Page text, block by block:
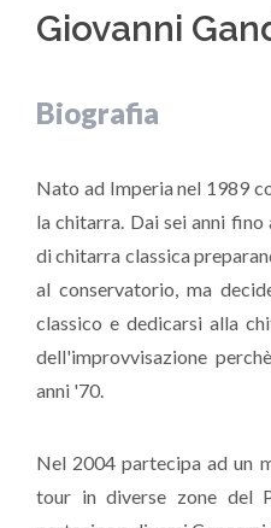
Giovanni
Biografia
Nato ad Imperia nel 1989
la chitarra. Dai sei anni
di chitarra classica
al conservatorio, ma
classico e dedicarsi alla
dell'improvvisazione
anni '70.
Nel 2004 partecipa ad un
tour in diverse zone del